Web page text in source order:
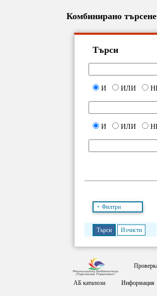
Комбинирано търсене
Търси
И ИЛИ
И ИЛИ
+ Филтри
Търси Изчисти
АБ каталози Информация